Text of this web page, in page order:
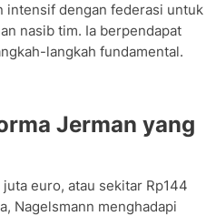
intensif dengan federasi untuk
nasib tim. Ia berpendapat
langkah fundamental.
Jerman yang
euro, atau sekitar Rp144
Nagelsmann menghadapi